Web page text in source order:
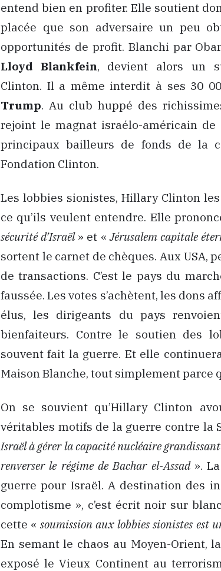
entend bien en profiter. Elle soutient
placée que son adversaire un peu
opportunités de profit. Blanchi par
Lloyd Blankfein, devient alors un
Clinton. Il a même interdit à ses 30
Trump. Au club huppé des
rejoint le magnat israélo-américain de
principaux bailleurs de fonds de la
Fondation Clinton.
Les lobbies sionistes, Hillary Clinton
ce qu’ils veulent entendre. Elle
sécurité d’Israël» et «Jérusalem capitale
sortent le carnet de chèques. Aux USA,
de transactions. C’est le pays du
faussée. Les votes s’achètent, les dons
élus, les dirigeants du pays
bienfaiteurs. Contre le soutien des
souvent fait la guerre. Et elle
Maison Blanche, tout simplement parce
On se souvient qu’Hillary Clinton
véritables motifs de la guerre contre la
Israël à gérer la capacité nucléaire
renverser le régime de Bachar el-Assad». La
guerre pour Israël. A destination des
complotisme », c’est écrit noir sur
cette « soumission aux lobbies sionistes est
En semant le chaos au Moyen-Orient,
exposé le Vieux Continent au